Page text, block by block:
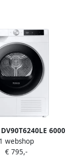
6000
A+++
1 webshop
€ 795,-